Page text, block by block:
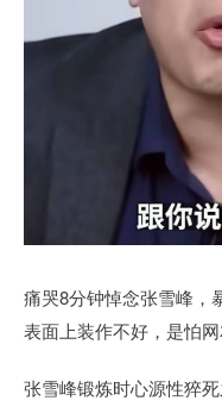
痛哭8分钟悼念张雪峰，
表面上装作不好，是怕网
张雪峰锻炼时心源性猝